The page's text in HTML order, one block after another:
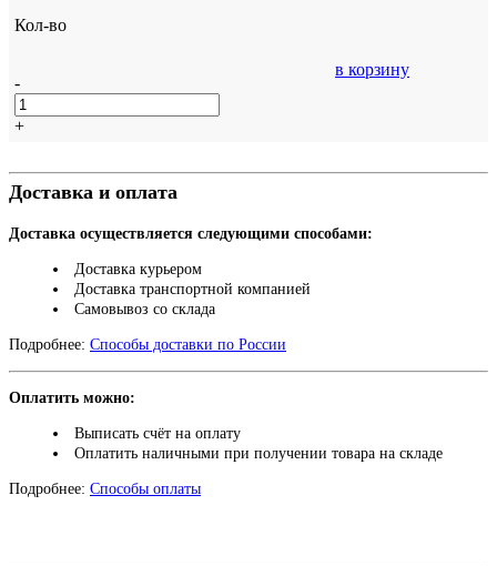
Кол-во
-
+
в корзину
Доставка и оплата
Доставка осуществляется следующими способами:
Доставка курьером
Доставка транспортной компанией
Самовывоз со склада
Подробнее: Способы доставки по России
Оплатить можно:
Выписать счёт на оплату
Оплатить наличными при получении товара на складе
Подробнее: Способы оплаты